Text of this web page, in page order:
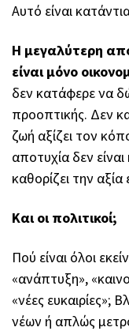
Αυτό είναι
Η μεγαλύτερη
είναι μόνο
δεν κατάφερε να
προοπτικής. Δεν
ζωή αξίζει τον
αποτυχία δεν
καθορίζει την
Και οι πολιτικοί;
Πού είναι όλοι
«ανάπτυξη»,
«νέες ευκαιρίες»;
νέων ή απλώς